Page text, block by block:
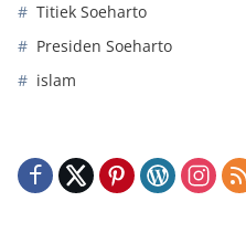
Titiek Soeharto
Presiden Soeharto
islam